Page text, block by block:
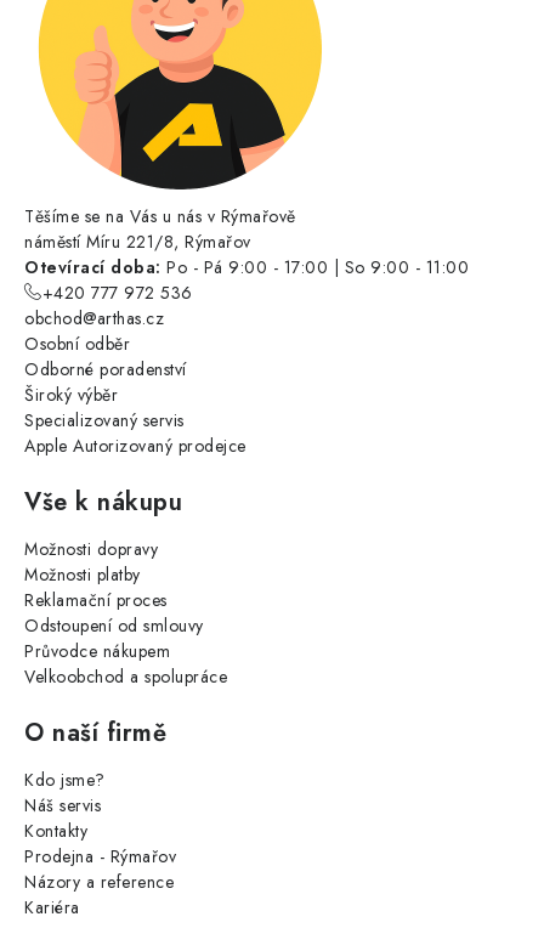
Těšíme se na Vás u nás v Rýmařově
náměstí Míru 221/8, Rýmařov
Otevírací doba: Po - Pá 9:00 - 17:00 | So 9:00 - 11:00
+420 777 972 536
obchod@arthas.cz
Osobní odběr
Odborné poradenství
Široký výběr
Specializovaný servis
Apple Autorizovaný prodejce
Vše k nákupu
Možnosti dopravy
Možnosti platby
Reklamační proces
Odstoupení od smlouvy
Průvodce nákupem
Velkoobchod a spolupráce
O naší firmě
Kdo jsme?
Náš servis
Kontakty
Prodejna - Rýmařov
Názory a reference
Kariéra